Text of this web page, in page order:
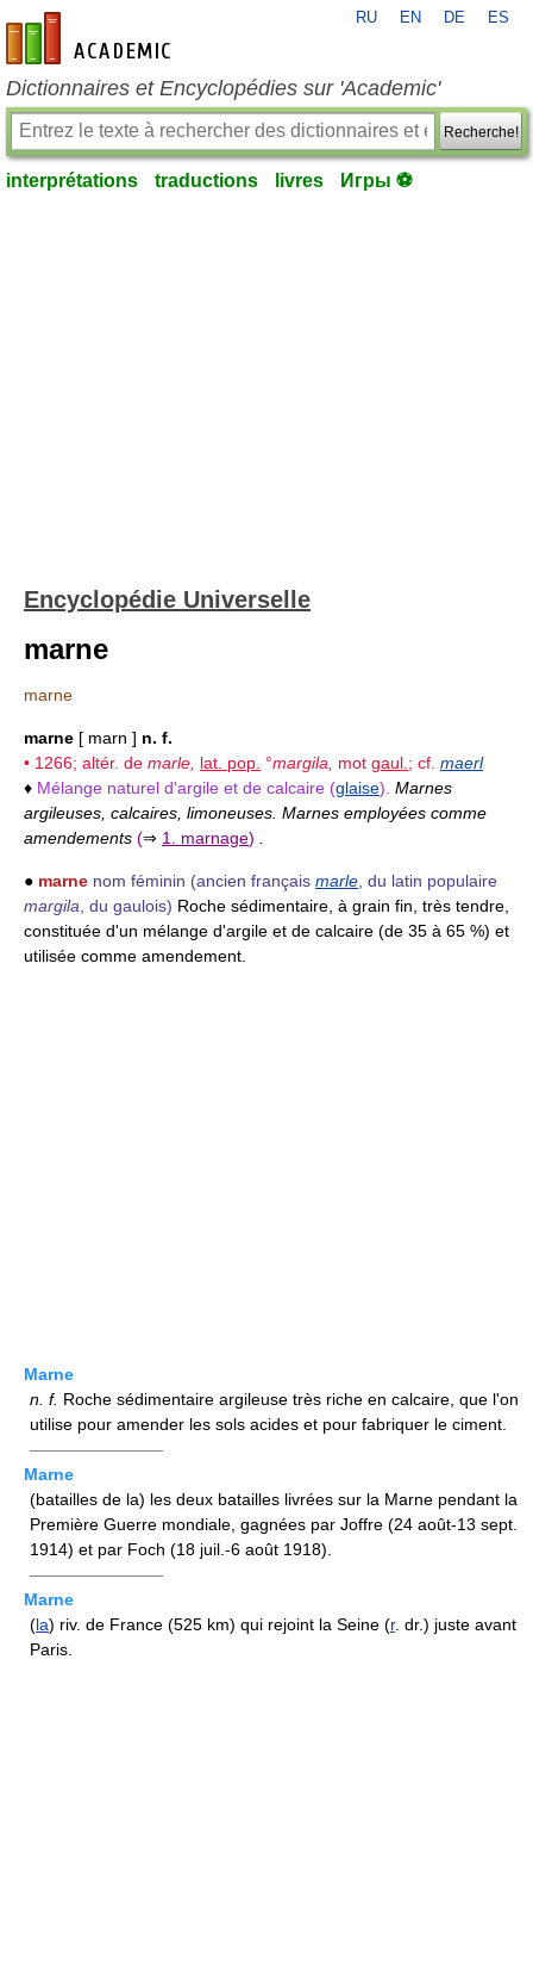
fr-academic.com
RU EN DE ES
Dictionnaires et Encyclopédies sur 'Academic'
Recherche!
interprétations traductions livres Игры ⚽
Encyclopédie Universelle
marne
marne
marne [ marn ] n. f.
• 1266; altér. de marle, lat. pop. °margila, mot gaul. ; cf. maerl
♦ Mélange naturel d'argile et de calcaire (glaise). Marnes
argileuses, calcaires, limoneuses. Marnes employées comme
amendements (⇒ 1. marnage)
● marne nom féminin (ancien français marle , du latin populaire
margila , du gaulois) Roche sédimentaire, à grain fin, très tendre,
constituée d'un mélange d'argile et de calcaire (de 35 à 65 %) et
utilisée comme amendement.
Marne
n. f. Roche sédimentaire argileuse très riche en calcaire, que l'on
utilise pour amender les sols acides et pour fabriquer le ciment.
————————
Marne
(batailles de la) les deux batailles livrées sur la Marne pendant la
Première Guerre mondiale, gagnées par Joffre (24 août-13 sept.
1914) et par Foch (18 juil.-6 août 1918).
————————
Marne
(la) riv. de France (525 km) qui rejoint la Seine (r. dr.) juste avant
Paris.